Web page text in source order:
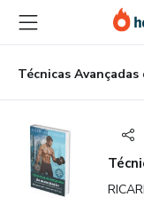
para
conteúdo
principal
para
pagamento
para
rodapé